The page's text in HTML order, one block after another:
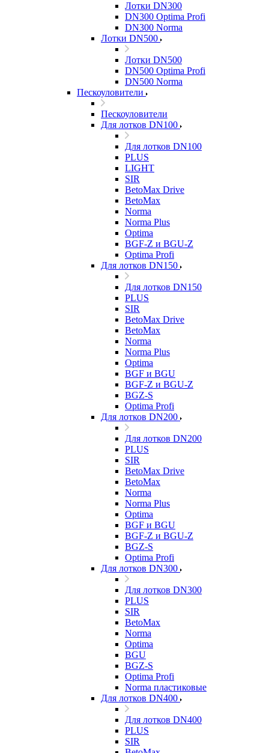
Лотки DN300
DN300 Optima Profi
DN300 Norma
Лотки DN500
Лотки DN500
DN500 Optima Profi
DN500 Norma
Пескоуловители
Пескоуловители
Для лотков DN100
Для лотков DN100
PLUS
LIGHT
SIR
BetoMax Drive
BetoMax
Norma
Norma Plus
Optima
BGF-Z и BGU-Z
Optima Profi
Для лотков DN150
Для лотков DN150
PLUS
SIR
BetoMax Drive
BetoMax
Norma
Norma Plus
Optima
BGF и BGU
BGF-Z и BGU-Z
BGZ-S
Optima Profi
Для лотков DN200
Для лотков DN200
PLUS
SIR
BetoMax Drive
BetoMax
Norma
Norma Plus
Optima
BGF и BGU
BGF-Z и BGU-Z
BGZ-S
Optima Profi
Для лотков DN300
Для лотков DN300
PLUS
SIR
BetoMax
Norma
Optima
BGU
BGZ-S
Optima Profi
Norma пластиковые
Для лотков DN400
Для лотков DN400
PLUS
SIR